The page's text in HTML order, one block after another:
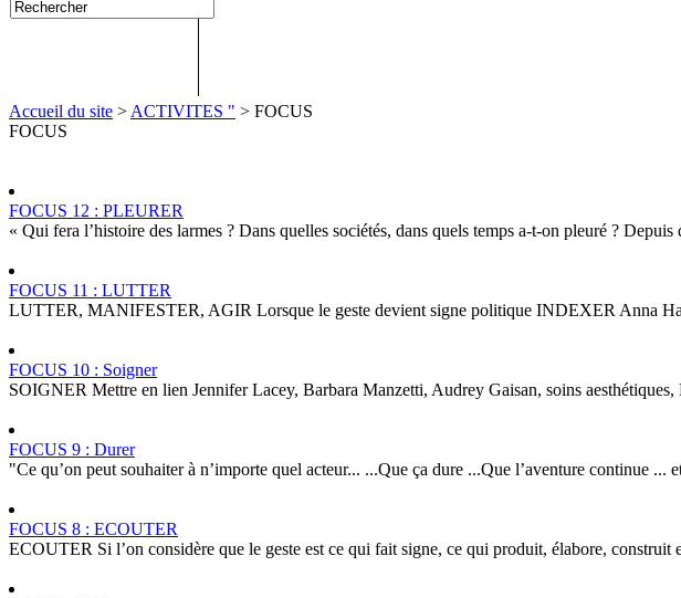
Accueil du site > ACTIVITES " > FOCUS
FOCUS
FOCUS 12 : PLEURER
« Qui fera l’histoire des larmes ? Dans quelles sociétés, dans quels temps a-t-on pleuré ?
FOCUS 11 : LUTTER
LUTTER, MANIFESTER, AGIR Lorsque le geste devient signe politique INDEXER Anna
FOCUS 10 : Soigner
SOIGNER Mettre en lien Jennifer Lacey, Barbara Manzetti, Audrey Gaisan, soins
FOCUS 9 : Durer
"Ce qu’on peut souhaiter à n’importe quel acteur... ...Que ça dure ...Que l’aventure continue ...
FOCUS 8 : ECOUTER
ECOUTER Si l’on considère que le geste est ce qui fait signe, ce qui produit, élabore, construit